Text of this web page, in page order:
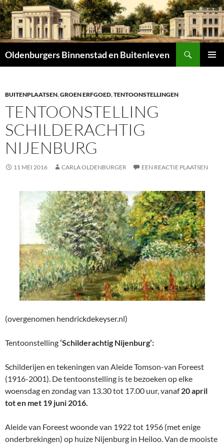
Oldenburgers Binnenstad en Buitenleven
BUITENPLAATSEN,GROEN ERFGOED,TENTOONSTELLINGEN
TENTOONSTELLING
SCHILDERACHTIG
NIJENBURG
11 MEI 2016 CARLA OLDENBURGER EEN REACTIE PLAATSEN
(overgenomen hendrickdekeyser.nl)
Tentoonstelling‘Schilderachtig Nijenburg’:
Schilderijen en tekeningen van Aleide Tomson-van Foreest
(1916-2001). De tentoonstelling is te bezoeken op elke
woensdag en zondag van 13.30 tot 17.00 uur, vanaf20 april
tot en met 19 juni 2016.
Aleide van Foreest woonde van 1922 tot 1956 (met enige
onderbrekingen) op huize Nijenburg in Heiloo. Van de mooiste